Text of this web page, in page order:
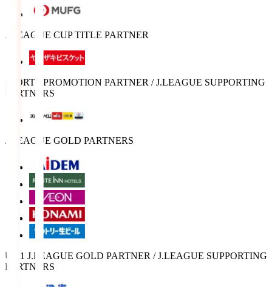
J.LEAGUE CUP TITLE PARTNER
SPORTS PROMOTION PARTNER / J.LEAGUE SUPPORTING
PARTNERS
J.LEAGUE GOLD PARTNERS
U-21 J.LEAGUE GOLD PARTNER / J.LEAGUE SUPPORTING
PARTNERS